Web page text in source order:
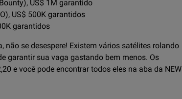
US$ 1M garantido
US$ 500K garantidos
garantidos
se desespere! Existem vários satélites rolando
garantir sua vaga gastando bem menos. Os
e você pode encontrar todos eles na aba da NEW